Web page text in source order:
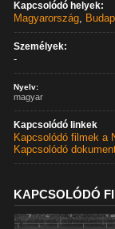
Kapcsolódó helyek:
Magyarország,
Személyek:
-
Nyelv:
magyar
Kapcsolódó linkek
Kapcsolódó filmek a
Kapcsolódó
KAPCSOLÓDÓ